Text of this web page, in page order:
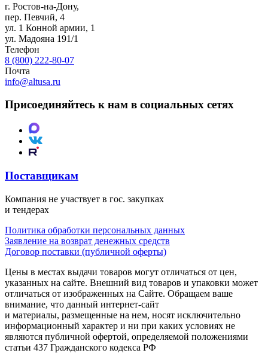
г. Ростов-на-Дону,
пер. Певчий, 4
ул. 1 Конной армии, 1
ул. Мадояна 191/1
Телефон
8 (800) 222-80-07
Почта
info@altusa.ru
Присоединяйтесь к нам в социальных сетях
Поставщикам
Компания не участвует в гос. закупках
и тендерах
Политика обработки персональных данных
Заявление на возврат денежных средств
Договор поставки (публичной оферты)
Цены в местах выдачи товаров могут отличаться от цен,
указанных на сайте. Внешний вид товаров и упаковки может
отличаться от изображенных на Сайте. Обращаем ваше
внимание, что данный интернет-сайт
и материалы, размещенные на нем, носят исключительно
информационный характер и ни при каких условиях не
являются публичной офертой, определяемой положениями
статьи 437 Гражданского кодекса РФ